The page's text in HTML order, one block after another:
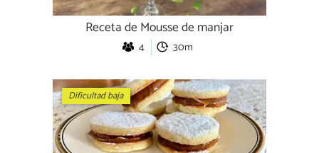
Receta de Mousse de manjar
4 30m
Dificultad baja